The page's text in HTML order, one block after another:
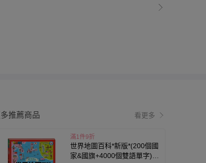
推薦商品 看更多
滿1件9折
世界地圖百科*新版*(200個國
家&國旗+4000個雙語單字)-